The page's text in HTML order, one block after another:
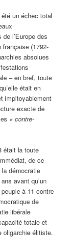
un échec total
l’Europe des
française (1792-
absolues
– en bref, toute
était en
impitoyablement
exacte de
« contre-
était la toute
de ce
démocratie
avant qu’un
à 11 contre
de
libérale
totale et
oligarchie élitiste.